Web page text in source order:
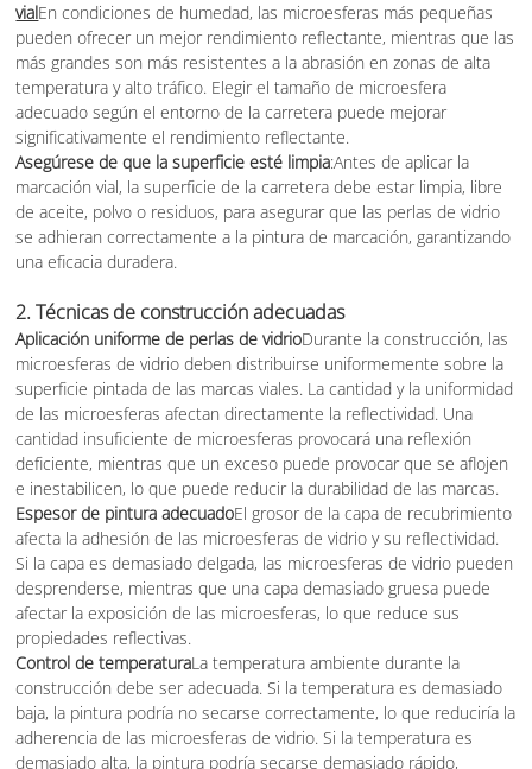
vialEn condiciones de humedad, las microesferas más pequeñas
pueden ofrecer un mejor rendimiento reflectante, mientras que las
más grandes son más resistentes a la abrasión en zonas de alta
temperatura y alto tráfico. Elegir el tamaño de microesfera
adecuado según el entorno de la carretera puede mejorar
significativamente el rendimiento reflectante.
Asegúrese de que la superficie esté limpia:Antes de aplicar la
marcación vial, la superficie de la carretera debe estar limpia, libre
de aceite, polvo o residuos, para asegurar que las perlas de vidrio
se adhieran correctamente a la pintura de marcación, garantizando
una eficacia duradera.
2.Técnicas de construcción adecuadas
Aplicación uniforme de perlas de vidrioDurante la construcción, las
microesferas de vidrio deben distribuirse uniformemente sobre la
superficie pintada de las marcas viales. La cantidad y la uniformidad
de las microesferas afectan directamente la reflectividad. Una
cantidad insuficiente de microesferas provocará una reflexión
deficiente, mientras que un exceso puede provocar que se aflojen
e inestabilicen, lo que puede reducir la durabilidad de las marcas.
Espesor de pintura adecuadoEl grosor de la capa de recubrimiento
afecta la adhesión de las microesferas de vidrio y su reflectividad.
Si la capa es demasiado delgada, las microesferas de vidrio pueden
desprenderse, mientras que una capa demasiado gruesa puede
afectar la exposición de las microesferas, lo que reduce sus
propiedades reflectivas.
Control de temperaturaLa temperatura ambiente durante la
construcción debe ser adecuada. Si la temperatura es demasiado
baja, la pintura podría no secarse correctamente, lo que reduciría la
adherencia de las microesferas de vidrio. Si la temperatura es
demasiado alta, la pintura podría secarse demasiado rápido,